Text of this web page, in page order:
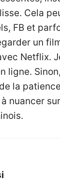
Cela
FB et
un
Netflix.
ligne.
la
nuancer